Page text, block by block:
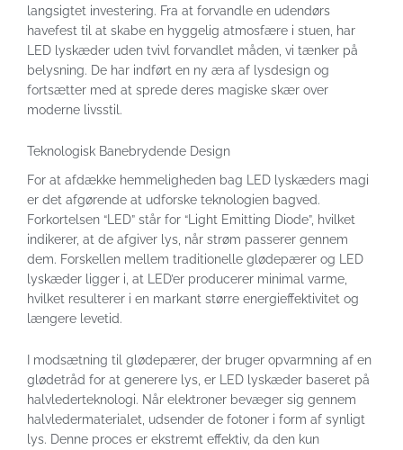
langsigtet investering. Fra at forvandle en udendørs
havefest til at skabe en hyggelig atmosfære i stuen, har
LED lyskæder uden tvivl forvandlet måden, vi tænker på
belysning. De har indført en ny æra af lysdesign og
fortsætter med at sprede deres magiske skær over
moderne livsstil.
Teknologisk Banebrydende Design
For at afdække hemmeligheden bag LED lyskæders magi
er det afgørende at udforske teknologien bagved.
Forkortelsen “LED” står for “Light Emitting Diode”, hvilket
indikerer, at de afgiver lys, når strøm passerer gennem
dem. Forskellen mellem traditionelle glødepærer og LED
lyskæder ligger i, at LED’er producerer minimal varme,
hvilket resulterer i en markant større energieffektivitet og
længere levetid.
I modsætning til glødepærer, der bruger opvarmning af en
glødetråd for at generere lys, er LED lyskæder baseret på
halvlederteknologi. Når elektroner bevæger sig gennem
halvledermaterialet, udsender de fotoner i form af synligt
lys. Denne proces er ekstremt effektiv, da den kun